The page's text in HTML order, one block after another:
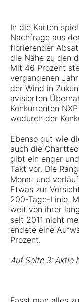
In die Karten
Nachfrage aus
florierender
die Nähe zu den
Mit 46 Prozent
vergangenen
der Wind in
avisierten
Konkurrenten
wodurch der
Ebenso gut wie
auch die
gibt ein enger
Takt vor. Die
Monat und
Etwas zur
200-Tage-Linie.
weit von ihrer
seit 2011 nicht
endete eine
Prozent.
Auf Seite 3: Aktie